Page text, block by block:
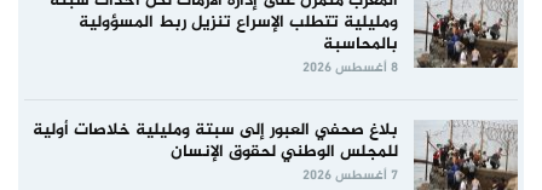
ومليلية تتطلب الإسراع تنزيل ربط المسؤولية
بالمحاسبة
8 أغسطس 2026
بلاغ صحفي العبور إلى سبتة ومليلية خلاصات أولية
للمجلس الوطني لحقوق الإنسان
7 أغسطس 2026